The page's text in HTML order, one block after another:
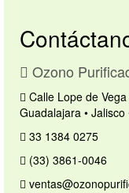
Ozono
Calle Lope de
Guadalajara • Jalisco
33 1384 0275
(33) 3861-0046